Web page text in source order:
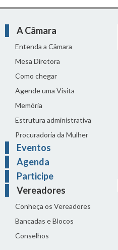
A Câmara
Entenda a Câmara
Mesa Diretora
Como chegar
Agende uma Visita
Memória
Estrutura administrativa
Procuradoria da Mulher
Eventos
Agenda
Participe
Vereadores
Conheça os Vereadores
Bancadas e Blocos
Conselhos